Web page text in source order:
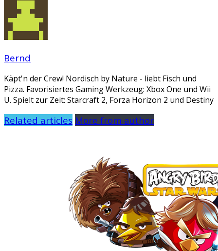
Bernd
Käpt'n der Crew! Nordisch by Nature - liebt Fisch und
Pizza. Favorisiertes Gaming Werkzeug: Xbox One und Wii
U. Spielt zur Zeit: Starcraft 2, Forza Horizon 2 und Destiny
Related articles More from author